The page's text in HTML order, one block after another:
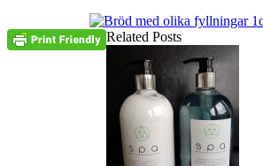
Related Posts